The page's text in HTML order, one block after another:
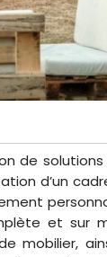
de
d’un
et sur
mobilier,